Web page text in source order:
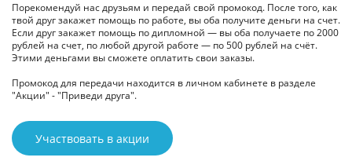
Порекомендуй нас друзьям и передай свой промокод. После того, как
твой друг закажет помощь по работе, вы оба получите деньги на счет.
Если друг закажет помощь по дипломной — вы оба получаете по 2000
рублей на счет, по любой другой работе — по 500 рублей на счёт.
Этими деньгами вы сможете оплатить свои заказы.
Промокод для передачи находится в личном кабинете в разделе
"Акции" - "Приведи друга".
Участвовать в акции